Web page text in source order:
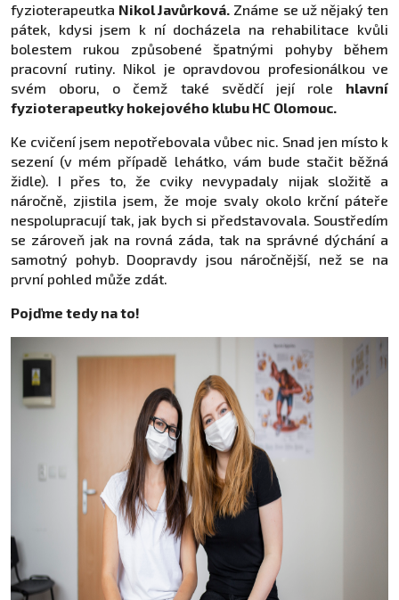
fyzioterapeutka Nikol Javůrková. Známe se už nějaký ten
pátek, kdysi jsem k ní docházela na rehabilitace kvůli
bolestem rukou způsobené špatnými pohyby během
pracovní rutiny. Nikol je opravdovou profesionálkou ve
svém oboru, o čemž také svědčí její role hlavní
fyzioterapeutky hokejového klubu HC Olomouc.
Ke cvičení jsem nepotřebovala vůbec nic. Snad jen místo k
sezení (v mém případě lehátko, vám bude stačit běžná
židle). I přes to, že cviky nevypadaly nijak složitě a
náročně, zjistila jsem, že moje svaly okolo krční páteře
nespolupracují tak, jak bych si představovala. Soustředím
se zároveň jak na rovná záda, tak na správné dýchání a
samotný pohyb. Doopravdy jsou náročnější, než se na
první pohled může zdát.
Pojďme tedy na to!